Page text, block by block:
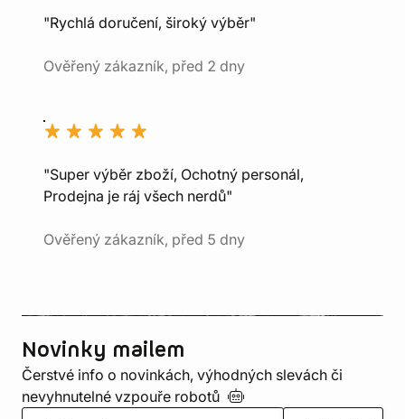
"Rychlá doručení, široký výběr"
Ověřený zákazník, před 2 dny
"Super výběr zboží, Ochotný personál,
Prodejna je ráj všech nerdů"
Ověřený zákazník, před 5 dny
Novinky mailem
Čerstvé info o novinkách, výhodných slevách či
nevyhnutelné vzpouře robotů